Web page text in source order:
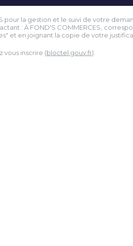
pour la gestion et le suivi de votre
: À FOND'S COMMERCES,
et en joignant la copie de votre
vous inscrire (bloctel.gouv.fr).